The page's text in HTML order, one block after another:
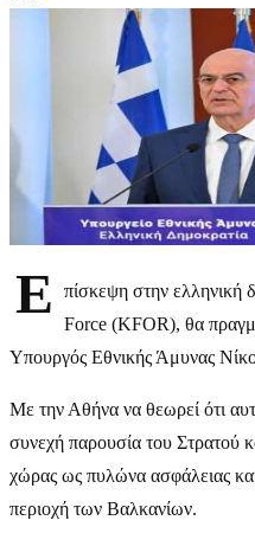
Ε
πίσκεψη στην ελληνική
Force (KFOR), θα
Υπουργός Εθνικής Άμυνας
Με την Αθήνα να θεωρεί ότι
συνεχή παρουσία του Στρατού
χώρας ως πυλώνα ασφάλειας
περιοχή των Βαλκανίων.